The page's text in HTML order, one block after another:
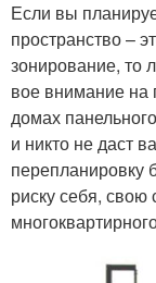
Если вы
пространство –
зонирование, то
вое внимание
домах
и никто не даст
перепланировку
риску себя,